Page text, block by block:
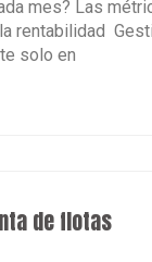
mes? Las
rentabilidad
solo en
de flotas